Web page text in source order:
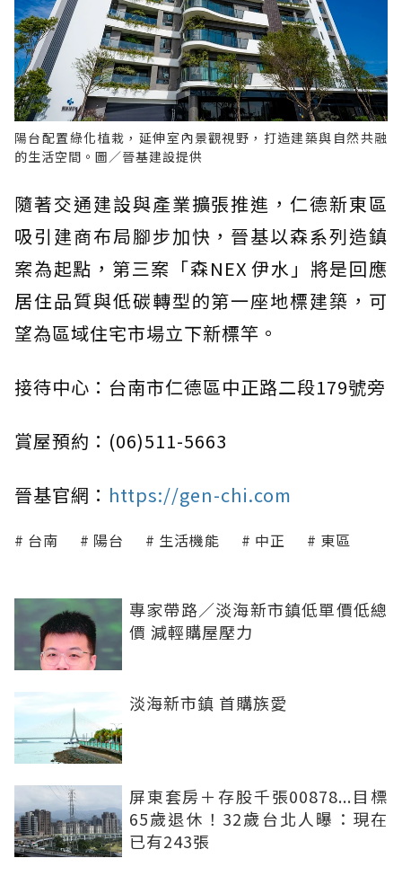
陽台配置綠化植栽，延伸室內景觀視野，打造建築與自然共融
的生活空間。圖／晉基建設提供
隨著交通建設與產業擴張推進，仁德新東區
吸引建商布局腳步加快，晉基以森系列造鎮
案為起點，第三案「森NEX 伊水」將是回應
居住品質與低碳轉型的第一座地標建築，可
望為區域住宅市場立下新標竿。
接待中心：台南市仁德區中正路二段179號旁
賞屋預約：(06)511-5663
晉基官網： https://gen-chi.com
台南 陽台 生活機能 中正 東區
專家帶路／淡海新市鎮低單價低總
價 減輕購屋壓力
淡海新市鎮 首購族愛
屏東套房＋存股千張00878...目標
65歲退休！32歲台北人曝：現在
已有243張